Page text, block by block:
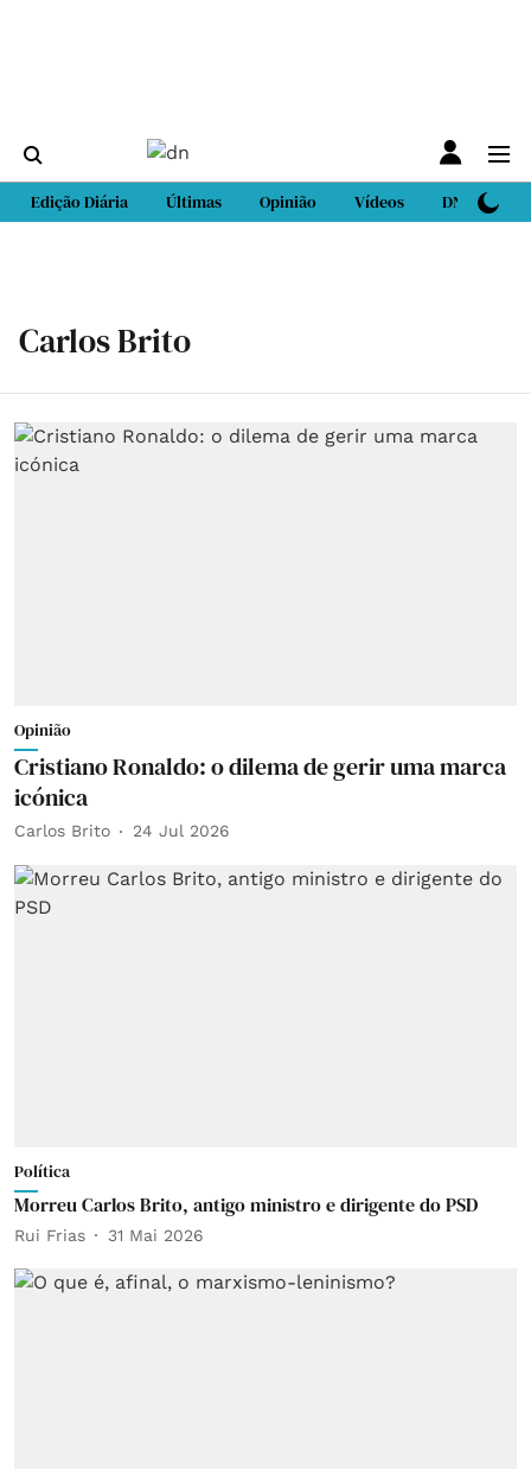
Edição Diária Últimas Opinião Vídeos DN Sport
Carlos Brito
Opinião
Cristiano Ronaldo: o dilema de gerir uma marca
icónica
Carlos Brito 24 Jul 2026
Política
Morreu Carlos Brito, antigo ministro e dirigente do PSD
Rui Frias 31 Mai 2026